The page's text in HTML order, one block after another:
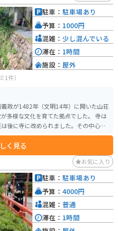
1件）
政が1482年（文明14年）に開いた山荘
様な文化を育てた拠点でした。 寺は
後に寺に改められました。その中心的
（延徳元3年）に上棟され、二層の楼
呼ばれます。他にも、東求堂（国宝）
、これは四畳半茶室の原型と言われて
盛りです。また、上の庭園はお茶の井
は枯山水庭園です。 1994年（平
して、「世界遺産条約」に基づく世界
になってから、金閣寺に対して銀閣寺
く見る
駐車： 駐車場あり
予算： 1000円
混雑： 少し混んでいる
滞在： 1時間
施設： 屋外
お気に入り
駐車： 駐車場あり
予算： 4000円
混雑： 普通
滞在： 1時間